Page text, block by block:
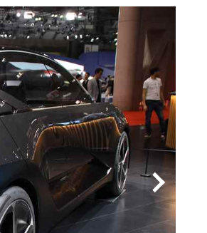
キャデラック
シボレー
テスラ
ヒョンデ
トヨタ
日産
スバル
マツダ
ダイハツ
スズキ